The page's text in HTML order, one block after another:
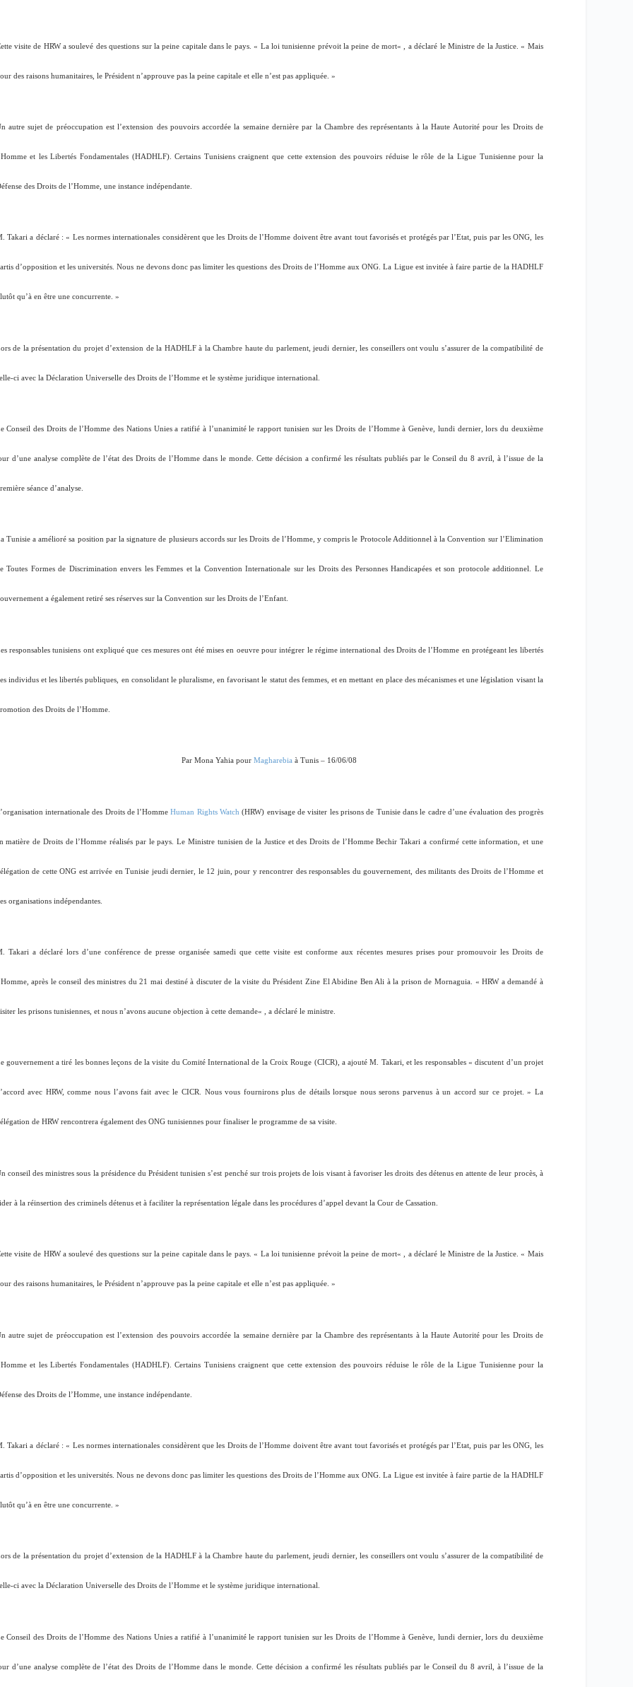
visite de HRW a soulevé des questions sur la peine capitale dans le pays. « La loi tunisienne prévoit la peine de mort« , a déclaré le Ministre de la Justice. « Mais
des raisons humanitaires, le Président n’approuve pas la peine capitale et elle n’est pas appliquée. »
autre sujet de préoccupation est l’extension des pouvoirs accordée la semaine dernière par la Chambre des représentants à la Haute Autorité pour les Droits de
et les Libertés Fondamentales (HADHLF). Certains Tunisiens craignent que cette extension des pouvoirs réduise le rôle de la Ligue Tunisienne pour la
des Droits de l’Homme, une instance indépendante.
Takari a déclaré : « Les normes internationales considèrent que les Droits de l’Homme doivent être avant tout favorisés et protégés par l’Etat, puis par les ONG, les
d’opposition et les universités. Nous ne devons donc pas limiter les questions des Droits de l’Homme aux ONG. La Ligue est invitée à faire partie de la HADHLF
qu’à en être une concurrente. »
de la présentation du projet d’extension de la HADHLF à la Chambre haute du parlement, jeudi dernier, les conseillers ont voulu s’assurer de la compatibilité de
ci avec la Déclaration Universelle des Droits de l’Homme et le système juridique international.
Conseil des Droits de l’Homme des Nations Unies a ratifié à l’unanimité le rapport tunisien sur les Droits de l’Homme à Genève, lundi dernier, lors du deuxième
d’une analyse complète de l’état des Droits de l’Homme dans le monde. Cette décision a confirmé les résultats publiés par le Conseil du 8 avril, à l’issue de la
séance d’analyse.
Tunisie a amélioré sa position par la signature de plusieurs accords sur les Droits de l’Homme, y compris le Protocole Additionnel à la Convention sur l’Elimination
Toutes Formes de Discrimination envers les Femmes et la Convention Internationale sur les Droits des Personnes Handicapées et son protocole additionnel. Le
a également retiré ses réserves sur la Convention sur les Droits de l’Enfant.
responsables tunisiens ont expliqué que ces mesures ont été mises en oeuvre pour intégrer le régime international des Droits de l’Homme en protégeant les libertés
individus et les libertés publiques, en consolidant le pluralisme, en favorisant le statut des femmes, et en mettant en place des mécanismes et une législation visant la
des Droits de l’Homme.
Par Mona Yahia pourMagharebia à Tunis – 16/06/08
internationale des Droits de l’HommeHuman Rights Watch (HRW) envisage de visiter les prisons de Tunisie dans le cadre d’une évaluation des progrès
matière de Droits de l’Homme réalisés par le pays. Le Ministre tunisien de la Justice et des Droits de l’Homme Bechir Takari a confirmé cette information, et une
de cette ONG est arrivée en Tunisie jeudi dernier, le 12 juin, pour y rencontrer des responsables du gouvernement, des militants des Droits de l’Homme et
organisations indépendantes.
Takari a déclaré lors d’une conférence de presse organisée samedi que cette visite est conforme aux récentes mesures prises pour promouvoir les Droits de
après le conseil des ministres du 21 mai destiné à discuter de la visite du Président Zine El Abidine Ben Ali à la prison de Mornaguia. «HRW a demandé à
les prisons tunisiennes, et nous n’avons aucune objection à cette demande« , a déclaré le ministre.
gouvernement a tiré les bonnes leçons de la visite du Comité International de la Croix Rouge (CICR), a ajouté M. Takari, et les responsables «discutent d’un projet
avec HRW, comme nous l’avons fait avec le CICR. Nous vous fournirons plus de détails lorsque nous serons parvenus à un accord sur ce projet. » La
de HRW rencontrera également des ONG tunisiennes pour finaliser le programme de sa visite.
conseil des ministres sous la présidence du Président tunisien s’est penché sur trois projets de lois visant à favoriser les droits des détenus en attente de leur procès, à
à la réinsertion des criminels détenus et à faciliter la représentation légale dans les procédures d’appel devant la Cour de Cassation.
visite de HRW a soulevé des questions sur la peine capitale dans le pays. « La loi tunisienne prévoit la peine de mort« , a déclaré le Ministre de la Justice. « Mais
des raisons humanitaires, le Président n’approuve pas la peine capitale et elle n’est pas appliquée. »
autre sujet de préoccupation est l’extension des pouvoirs accordée la semaine dernière par la Chambre des représentants à la Haute Autorité pour les Droits de
et les Libertés Fondamentales (HADHLF). Certains Tunisiens craignent que cette extension des pouvoirs réduise le rôle de la Ligue Tunisienne pour la
des Droits de l’Homme, une instance indépendante.
Takari a déclaré : « Les normes internationales considèrent que les Droits de l’Homme doivent être avant tout favorisés et protégés par l’Etat, puis par les ONG, les
d’opposition et les universités. Nous ne devons donc pas limiter les questions des Droits de l’Homme aux ONG. La Ligue est invitée à faire partie de la HADHLF
qu’à en être une concurrente. »
de la présentation du projet d’extension de la HADHLF à la Chambre haute du parlement, jeudi dernier, les conseillers ont voulu s’assurer de la compatibilité de
ci avec la Déclaration Universelle des Droits de l’Homme et le système juridique international.
Conseil des Droits de l’Homme des Nations Unies a ratifié à l’unanimité le rapport tunisien sur les Droits de l’Homme à Genève, lundi dernier, lors du deuxième
d’une analyse complète de l’état des Droits de l’Homme dans le monde. Cette décision a confirmé les résultats publiés par le Conseil du 8 avril, à l’issue de la